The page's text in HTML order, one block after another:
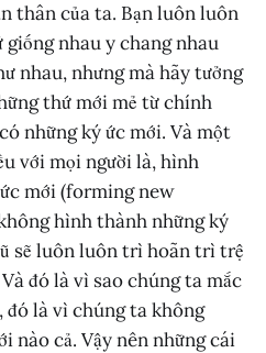
thân của ta. Bạn luôn luôn
nhau y chang nhau
nhau, nhưng mà hãy tưởng
thứ mới mẻ từ chính
những ký ức mới. Và một
với mọi người là, hình
mới (forming new
hình thành những ký
sẽ luôn luôn trì hoãn trì trệ
đó là vì sao chúng ta mắc
đó là vì chúng ta không
nào cả. Vậy nên những cái